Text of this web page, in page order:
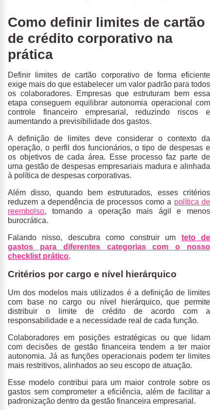
Como definir limites de cartão
de crédito corporativo na
prática
Definir limites de cartão corporativo de forma eficiente
exige mais do que estabelecer um valor padrão para todos
os colaboradores. Empresas que estruturam bem essa
etapa conseguem equilibrar autonomia operacional com
controle financeiro empresarial, reduzindo riscos e
aumentando a previsibilidade dos gastos.
A definição de limites deve considerar o contexto da
operação, o perfil dos funcionários, o tipo de despesas e
os objetivos de cada área. Esse processo faz parte de
uma gestão de despesas empresariais madura e alinhada
à política de despesas corporativas.
Além disso, quando bem estruturados, esses critérios
reduzem a dependência de processos como a política de
reembolso, tornando a operação mais ágil e menos
burocrática.
Falando nisso, descubra como construir um teto de
gastos para diferentes categorias com o nosso
checklist prático.
Critérios por cargo e nível hierárquico
Um dos modelos mais utilizados é a definição de limites
com base no cargo ou nível hierárquico,que permite
distribuir o limite de crédito de acordo com a
responsabilidade e a necessidade real de cada função.
Colaboradores em posições estratégicas ou que lidam
com decisões de gestão financeira tendem a ter maior
autonomia. Já as funções operacionais podem ter limites
mais restritivos, alinhados ao seu escopo de atuação.
Esse modelo contribui para um maior controle sobre os
gastos sem comprometer a eficiência, além de facilitar a
padronização dentro da gestão financeira empresarial.